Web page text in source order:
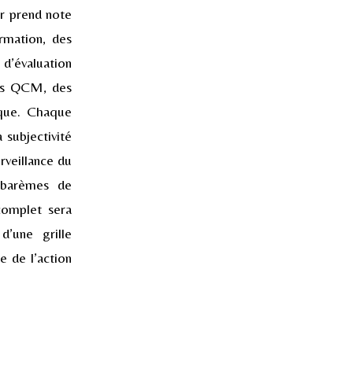
prend note
des
QCM, des
Chaque
subjectivité
du
de
sera
grille
de l’action